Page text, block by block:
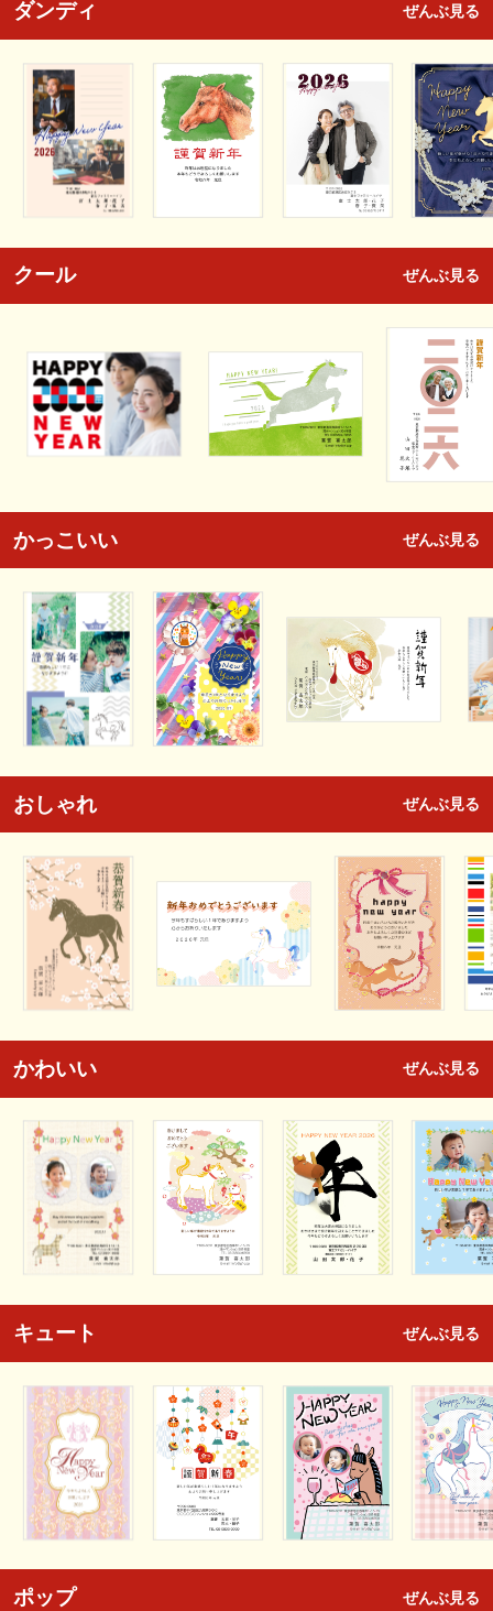
ダンディ ぜんぶ見る
クール ぜんぶ見る
かっこいい ぜんぶ見る
おしゃれ ぜんぶ見る
かわいい ぜんぶ見る
キュート ぜんぶ見る
ポップ ぜんぶ見る